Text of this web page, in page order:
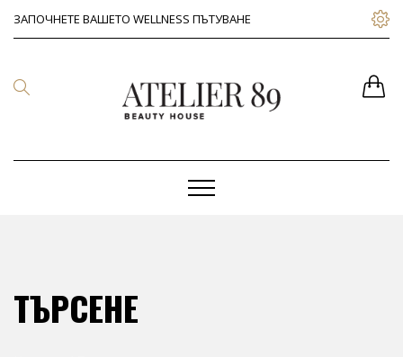
ЗАПОЧНЕТЕ ВАШЕТО WELLNESS ПЪТУВАНЕ
ТЪРСЕНЕ